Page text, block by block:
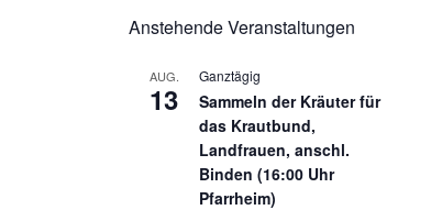
Anstehende Veranstaltungen
AUG.
13
Ganztägig
Sammeln der Kräuter für
das Krautbund,
Landfrauen, anschl.
Binden (16:00 Uhr
Pfarrheim)